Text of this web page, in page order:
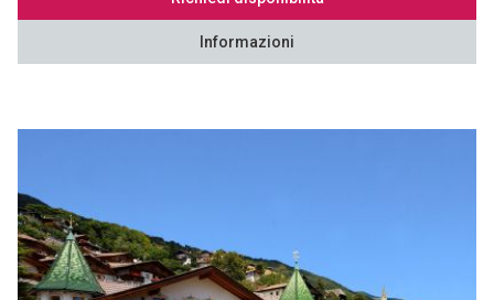
Informazioni